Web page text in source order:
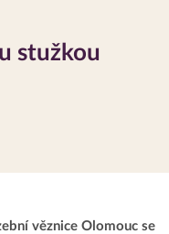
stužkou
věznice Olomouc se